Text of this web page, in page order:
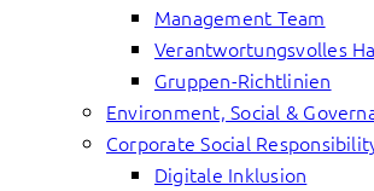
Management Team
Verantwortungsvolles
Gruppen-Richtlinien
Environment, Social &
Corporate Social
Digitale Inklusion